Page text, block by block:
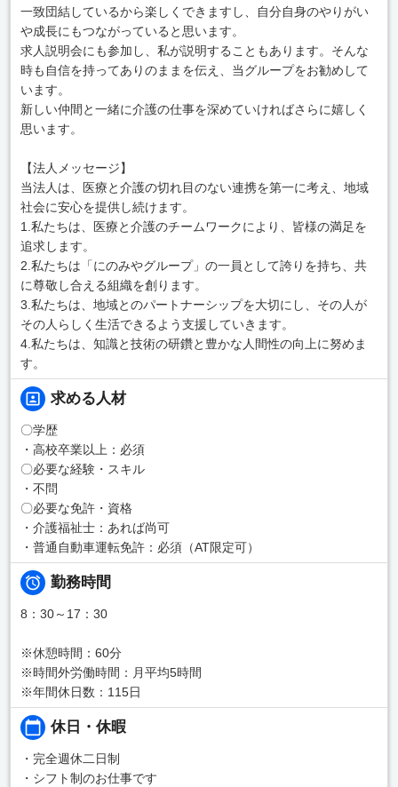
一致団結しているから楽しくできますし、自分自身のやりがい
や成長にもつながっていると思います。
求人説明会にも参加し、私が説明することもあります。そんな
時も自信を持ってありのままを伝え、当グループをお勧めして
います。
新しい仲間と一緒に介護の仕事を深めていければさらに嬉しく
思います。
【法人メッセージ】
当法人は、医療と介護の切れ目のない連携を第一に考え、地域
社会に安心を提供し続けます。
1.私たちは、医療と介護のチームワークにより、皆様の満足を
追求します。
2.私たちは「にのみやグループ」の一員として誇りを持ち、共
に尊敬し合える組織を創ります。
3.私たちは、地域とのパートナーシップを大切にし、その人が
その人らしく生活できるよう支援していきます。
4.私たちは、知識と技術の研鑽と豊かな人間性の向上に努めま
す。
求める人材
〇学歴
・高校卒業以上：必須
〇必要な経験・スキル
・不問
〇必要な免許・資格
・介護福祉士：あれば尚可
・普通自動車運転免許：必須（AT限定可）
勤務時間
8：30～17：30
※休憩時間：60分
※時間外労働時間：月平均5時間
※年間休日数：115日
休日・休暇
・完全週休二日制
・シフト制のお仕事です